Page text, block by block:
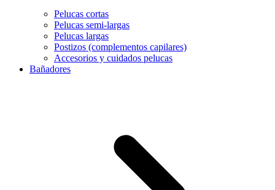
Pelucas cortas
Pelucas semi-largas
Pelucas largas
Postizos (complementos capilares)
Accesorios y cuidados pelucas
Bañadores